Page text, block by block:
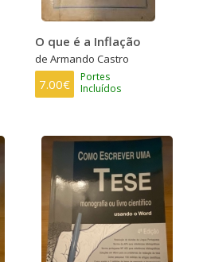
O que é a Inflação
de Armando Castro
7.00€
Portes
Incluídos